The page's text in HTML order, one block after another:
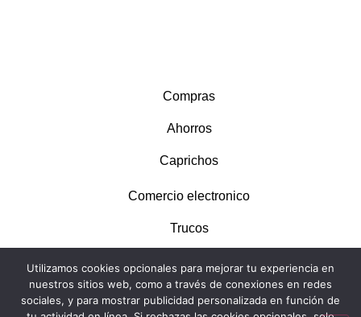
Compras
Ahorros
Caprichos
Comercio electronico
Trucos
Utilizamos cookies opcionales para mejorar tu experiencia en
nuestros sitios web, como a través de conexiones en redes
sociales, y para mostrar publicidad personalizada en función de